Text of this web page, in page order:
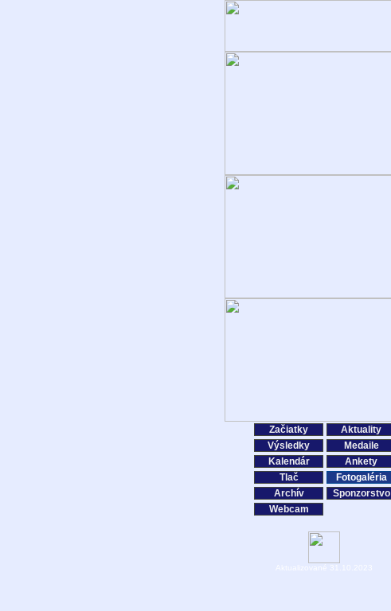
Začiatky
Aktuality
Výsledky
Medaile
Kalendár
Ankety
Tlač
Fotogaléria
Archív
Sponzorstvo
Webcam
Aktualizované 31.10.2023